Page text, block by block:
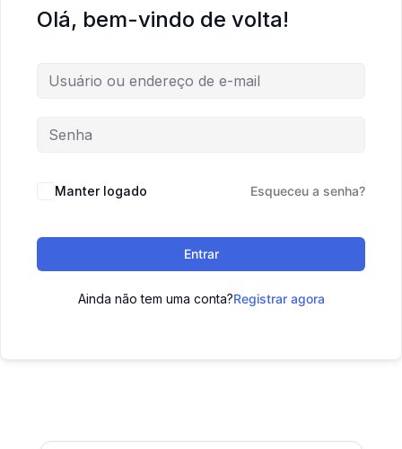
Olá, bem-vindo de volta!
Manter logado Esqueceu a senha?
Entrar
Ainda não tem uma conta?Registrar agora